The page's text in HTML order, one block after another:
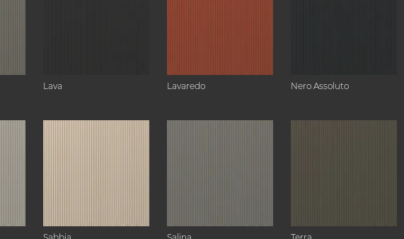
Lava Lavaredo Nero Assoluto